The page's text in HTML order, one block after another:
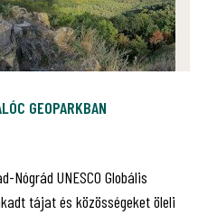
GEOPARKBAN
Nógrád UNESCO Globális
tájat és közösségeket öleli